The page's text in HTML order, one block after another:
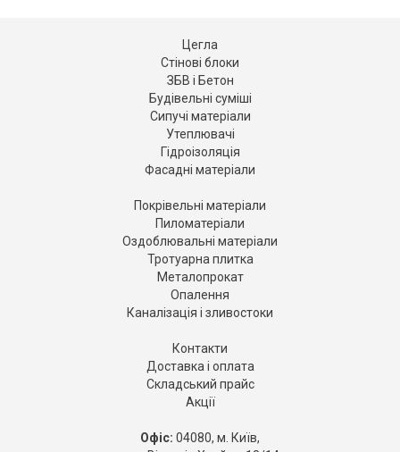
Цегла
Стінові блоки
ЗБВ і Бетон
Будівельні суміші
Сипучі матеріали
Утеплювачі
Гідроізоляція
Фасадні матеріали
Покрівельні матеріали
Пиломатеріали
Оздоблювальні матеріали
Тротуарна плитка
Металопрокат
Опалення
Каналізація і зливостоки
Контакти
Доставка і оплата
Складський прайс
Акції
Офіс: 04080, м. Київ,